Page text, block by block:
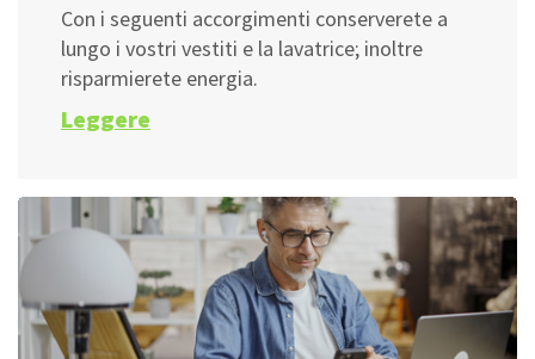
Con i seguenti accorgimenti conserverete a
lungo i vostri vestiti e la lavatrice; inoltre
risparmierete energia.
Leggere